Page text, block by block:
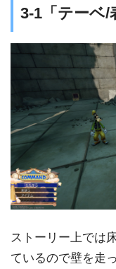
3-1「テーベ/
ストーリー上では
ているので壁を走